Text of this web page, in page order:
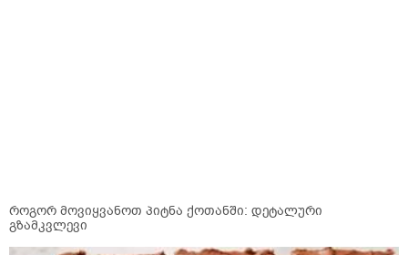
როგორ მოვიყვანოთ პიტნა ქოთანში: დეტალური
გზამკვლევი